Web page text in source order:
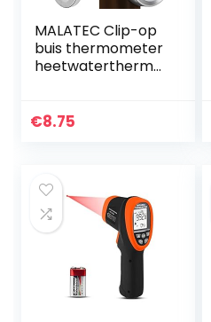
MALATEC Clip-op
buis thermometer
heetwaterthermo
gave en veer 8122
€8.75